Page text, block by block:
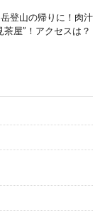
登山の帰りに！肉汁
屋”！アクセスは？